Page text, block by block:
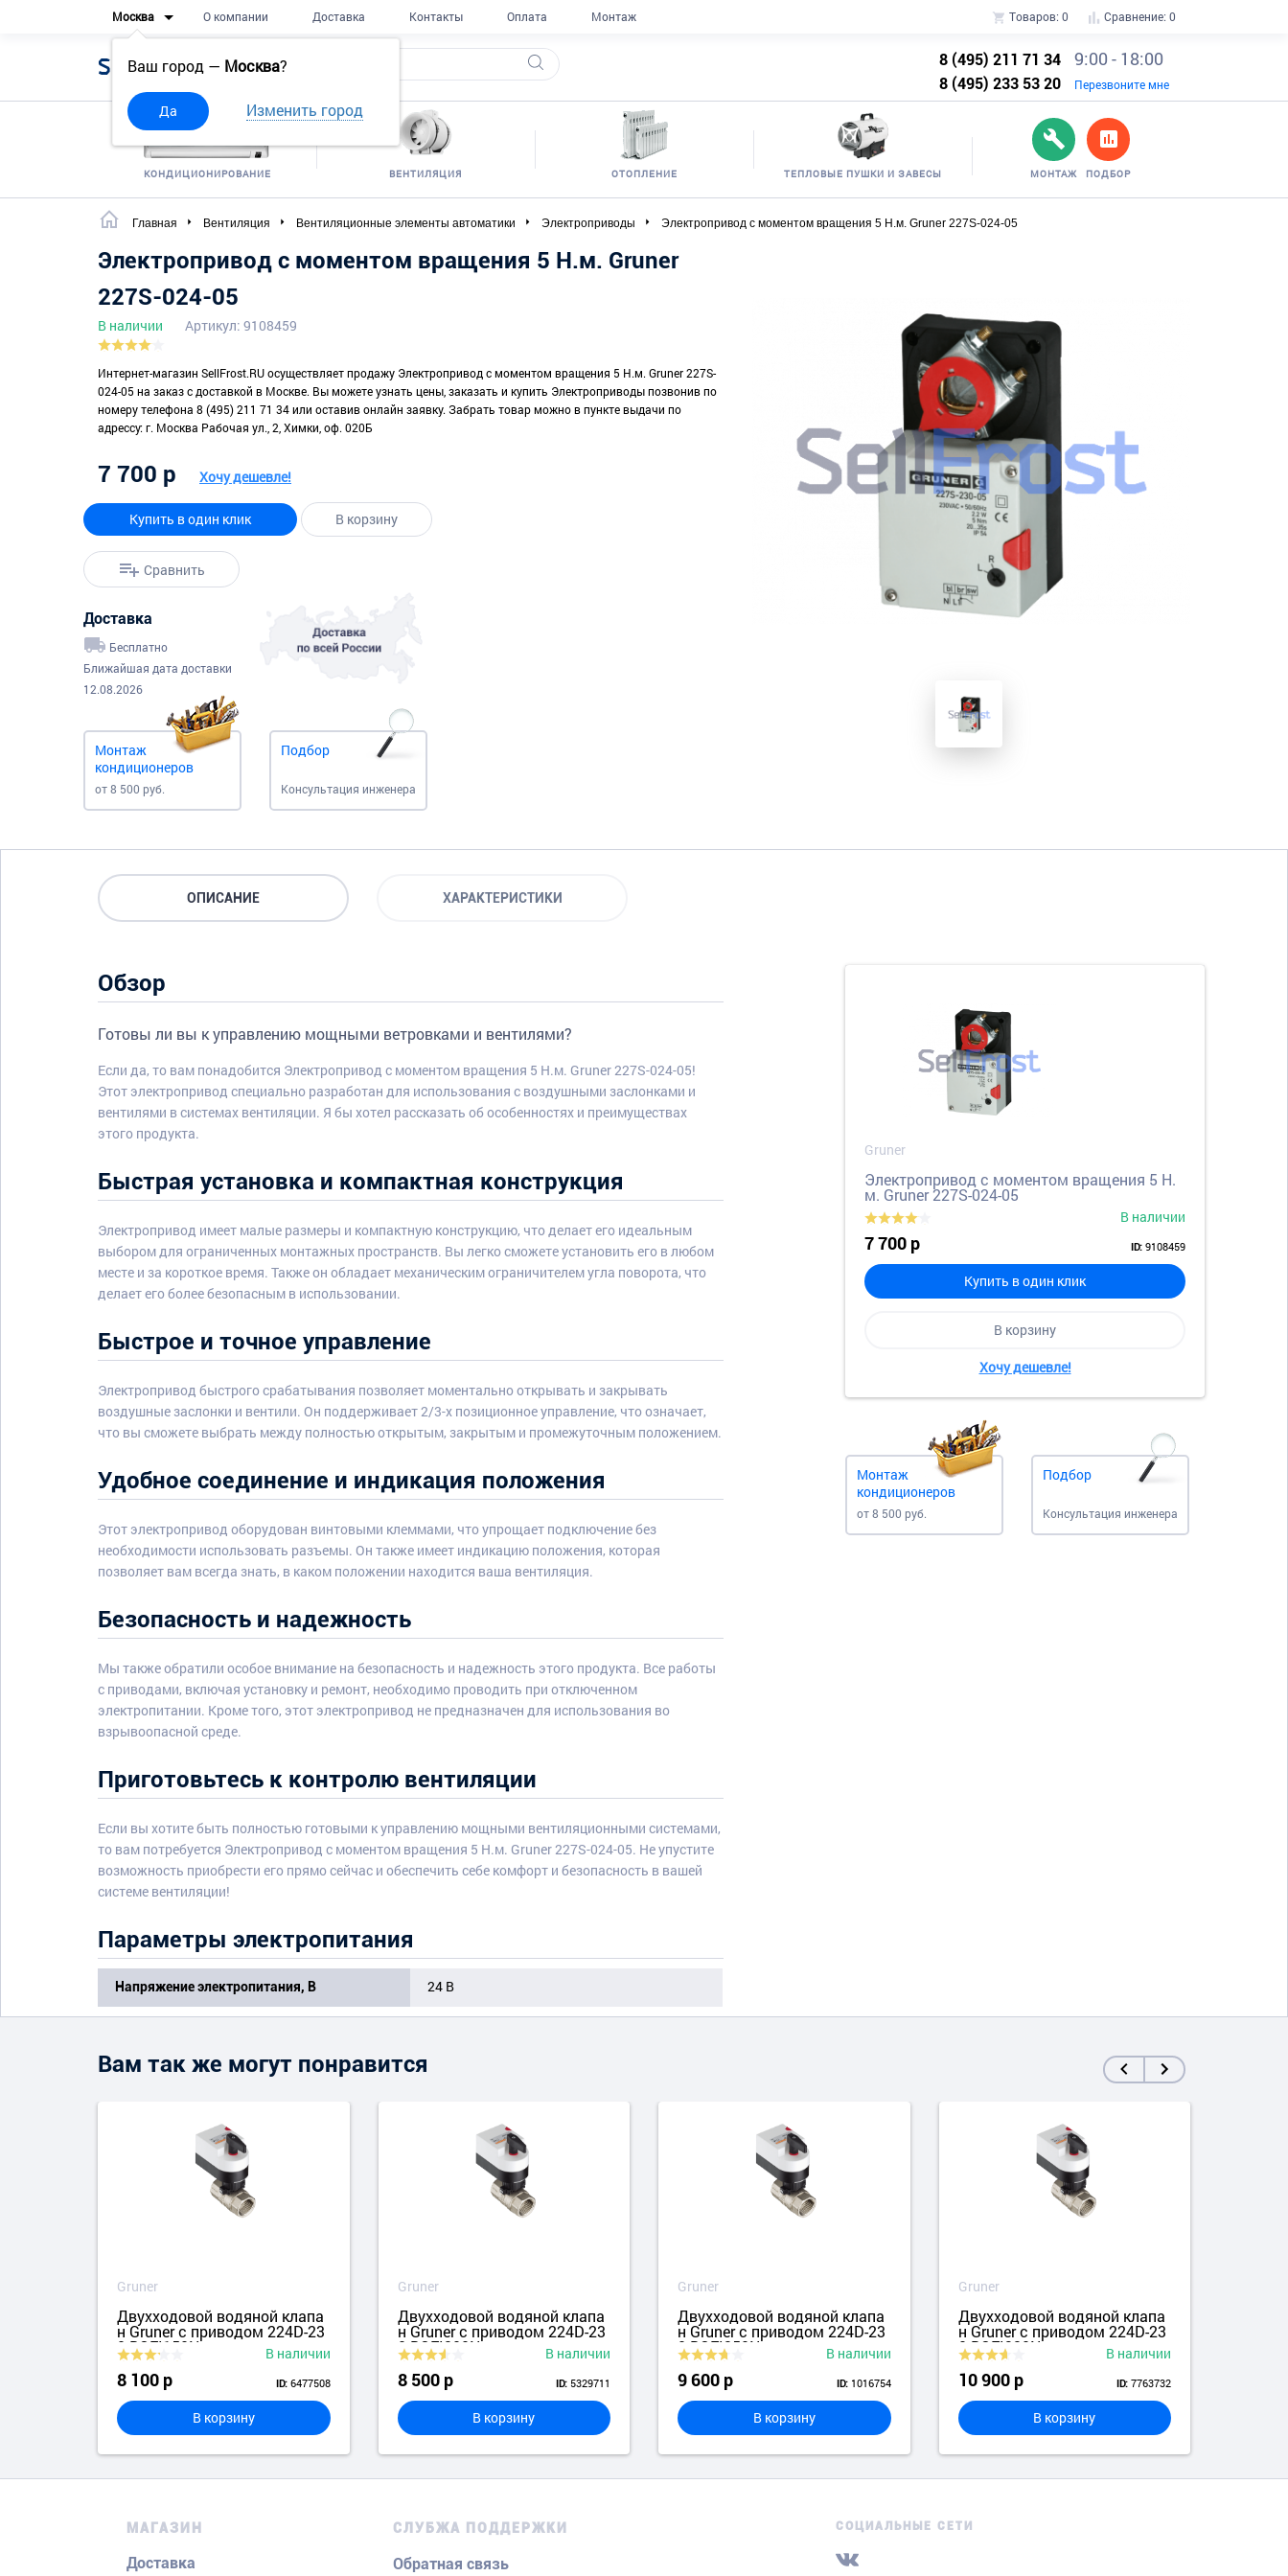
Москва
Ваш город — Москва?
Да Изменить город
О компании Доставка Контакты Оплата Монтаж Товаров: 0 Сравнение: 0
SellFrost
8 (495) 211 71 34
8 (495) 233 53 20
9:00 - 18:00
Перезвоните мне
КОНДИЦИОНИРОВАНИЕ ВЕНТИЛЯЦИЯ ОТОПЛЕНИЕ ТЕПЛОВЫЕ ПУШКИ И ЗАВЕСЫ МОНТАЖ ПОДБОР
Главная Вентиляция Вентиляционные элементы автоматики Электроприводы Электропривод с моментом вращения 5 Н.м. Gruner 227S-024-05
Электропривод с моментом вращения 5 Н.м. Gruner
227S-024-05
В наличии Артикул: 9108459
Интернет-магазин SellFrost.RU осуществляет продажу Электропривод с моментом вращения 5 Н.м. Gruner 227S-
024-05 на заказ с доставкой в Москве. Вы можете узнать цены, заказать и купить Электроприводы позвонив по
номеру телефона 8 (495) 211 71 34 или оставив онлайн заявку. Забрать товар можно в пункте выдачи по
адрессу: г. Москва Рабочая ул., 2, Химки, оф. 020Б
7 700 р Хочу дешевле!
Купить в один клик В корзину
Сравнить
Доставка
Бесплатно
Ближайшая дата доставки
12.08.2026
Монтаж
кондиционеров
от 8 500 руб.
Подбор
Консультация инженера
ОПИСАНИЕ ХАРАКТЕРИСТИКИ
Обзор
Готовы ли вы к управлению мощными ветровками и вентилями?
Если да, то вам понадобится Электропривод с моментом вращения 5 Н.м. Gruner 227S-024-05!
Этот электропривод специально разработан для использования с воздушными заслонками и
вентилями в системах вентиляции. Я бы хотел рассказать об особенностях и преимуществах
этого продукта.
Быстрая установка и компактная конструкция
Электропривод имеет малые размеры и компактную конструкцию, что делает его идеальным
выбором для ограниченных монтажных пространств. Вы легко сможете установить его в любом
месте и за короткое время. Также он обладает механическим ограничителем угла поворота, что
делает его более безопасным в использовании.
Быстрое и точное управление
Электропривод быстрого срабатывания позволяет моментально открывать и закрывать
воздушные заслонки и вентили. Он поддерживает 2/3-х позиционное управление, что означает,
что вы сможете выбрать между полностью открытым, закрытым и промежуточным положением.
Удобное соединение и индикация положения
Этот электропривод оборудован винтовыми клеммами, что упрощает подключение без
необходимости использовать разъемы. Он также имеет индикацию положения, которая
позволяет вам всегда знать, в каком положении находится ваша вентиляция.
Безопасность и надежность
Мы также обратили особое внимание на безопасность и надежность этого продукта. Все работы
с приводами, включая установку и ремонт, необходимо проводить при отключенном
электропитании. Кроме того, этот электропривод не предназначен для использования во
взрывоопасной среде.
Приготовьтесь к контролю вентиляции
Если вы хотите быть полностью готовыми к управлению мощными вентиляционными системами,
то вам потребуется Электропривод с моментом вращения 5 Н.м. Gruner 227S-024-05. Не упустите
возможность приобрести его прямо сейчас и обеспечить себе комфорт и безопасность в вашей
системе вентиляции!
Параметры электропитания
Напряжение электропитания, В 24 B
Gruner
Электропривод с моментом вращения 5 Н.
м. Gruner 227S-024-05
В наличии
7 700 р ID: 9108459
Купить в один клик
В корзину
Хочу дешевле!
Монтаж
кондиционеров
от 8 500 руб.
Подбор
Консультация инженера
Вам так же могут понравится
Gruner
Двухходовой водяной клапа
н Gruner с приводом 224D-23
0-BOFI150N В наличии
8 100 р ID: 6477508
В корзину
Gruner
Двухходовой водяной клапа
н Gruner с приводом 224D-23
0-BOFI200N В наличии
8 500 р ID: 5329711
В корзину
Gruner
Двухходовой водяной клапа
н Gruner с приводом 224D-23
0-BOFI250N В наличии
9 600 р ID: 1016754
В корзину
Gruner
Двухходовой водяной клапа
н Gruner с приводом 224D-23
0-BOFI320N В наличии
10 900 р ID: 7763732
В корзину
МАГАЗИН
Доставка
СЛУБЖА ПОДДЕРЖКИ
Обратная связь
СОЦИАЛЬНЫЕ СЕТИ